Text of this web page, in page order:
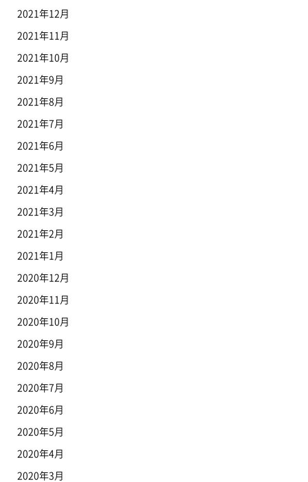
2021年12月
2021年11月
2021年10月
2021年9月
2021年8月
2021年7月
2021年6月
2021年5月
2021年4月
2021年3月
2021年2月
2021年1月
2020年12月
2020年11月
2020年10月
2020年9月
2020年8月
2020年7月
2020年6月
2020年5月
2020年4月
2020年3月